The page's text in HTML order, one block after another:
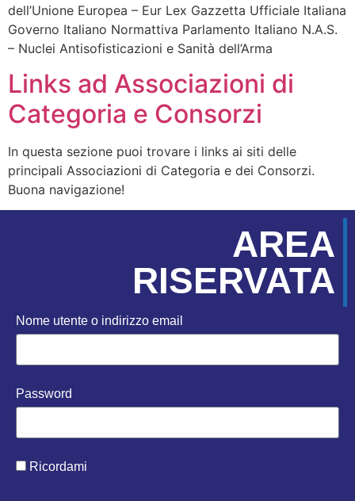
dell’Unione Europea – Eur Lex Gazzetta Ufficiale Italiana
Governo Italiano Normattiva Parlamento Italiano N.A.S.
– Nuclei Antisofisticazioni e Sanità dell’Arma
Links ad Associazioni di
Categoria e Consorzi
In questa sezione puoi trovare i links ai siti delle
principali Associazioni di Categoria e dei Consorzi.
Buona navigazione!
AREA
RISERVATA
Nome utente o indirizzo email
Password
Ricordami